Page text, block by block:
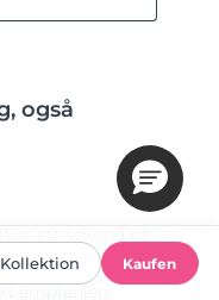
Kollektion Kaufen